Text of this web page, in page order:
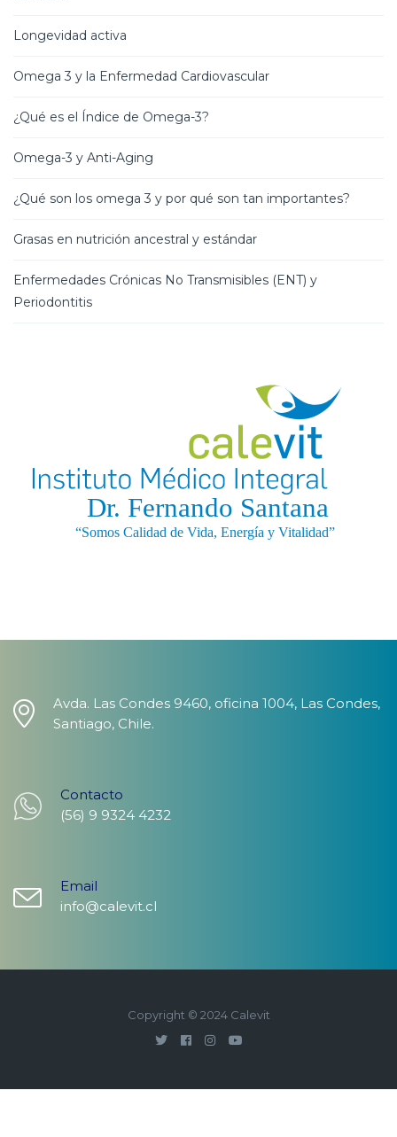
Longevidad activa
Omega 3 y la Enfermedad Cardiovascular
¿Qué es el Índice de Omega-3?
Omega-3 y Anti-Aging
¿Qué son los omega 3 y por qué son tan importantes?
Grasas en nutrición ancestral y estándar
Enfermedades Crónicas No Transmisibles (ENT) y
Periodontitis
Avda. Las Condes 9460, oficina 1004, Las Condes,
Santiago, Chile.
Contacto
(56) 9 9324 4232
Email
info@calevit.cl
Copyright © 2024 Calevit